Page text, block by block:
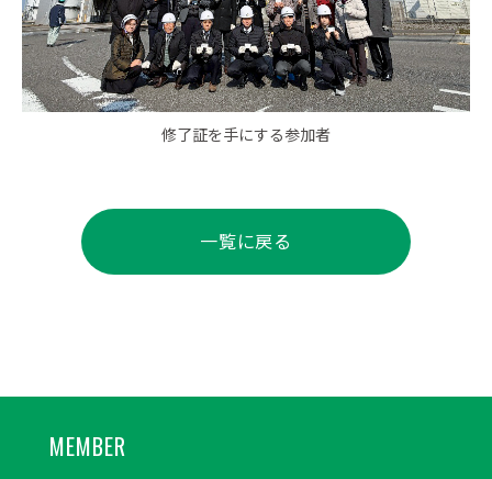
修了証を手にする参加者
一覧に戻る
MEMBER